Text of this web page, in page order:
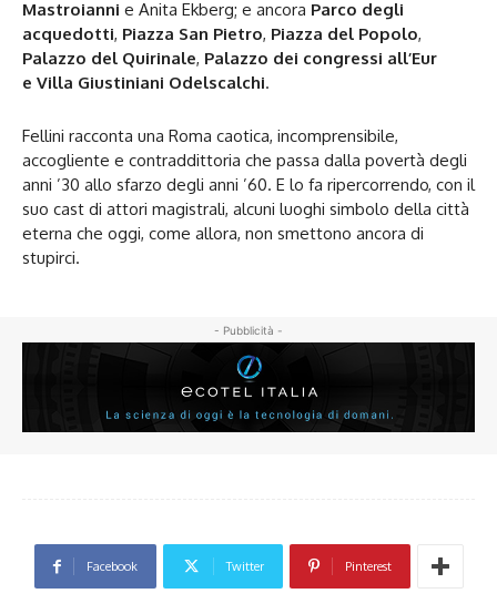
Mastroianni e Anita Ekberg; e ancora Parco degli
acquedotti, Piazza San Pietro, Piazza del Popolo,
Palazzo del Quirinale, Palazzo dei congressi all’Eur
e Villa Giustiniani Odelscalchi.
Fellini racconta una Roma caotica, incomprensibile,
accogliente e contraddittoria che passa dalla povertà degli
anni ’30 allo sfarzo degli anni ’60. E lo fa ripercorrendo, con il
suo cast di attori magistrali, alcuni luoghi simbolo della città
eterna che oggi, come allora, non smettono ancora di
stupirci.
- Pubblicità -
Facebook Twitter Pinterest